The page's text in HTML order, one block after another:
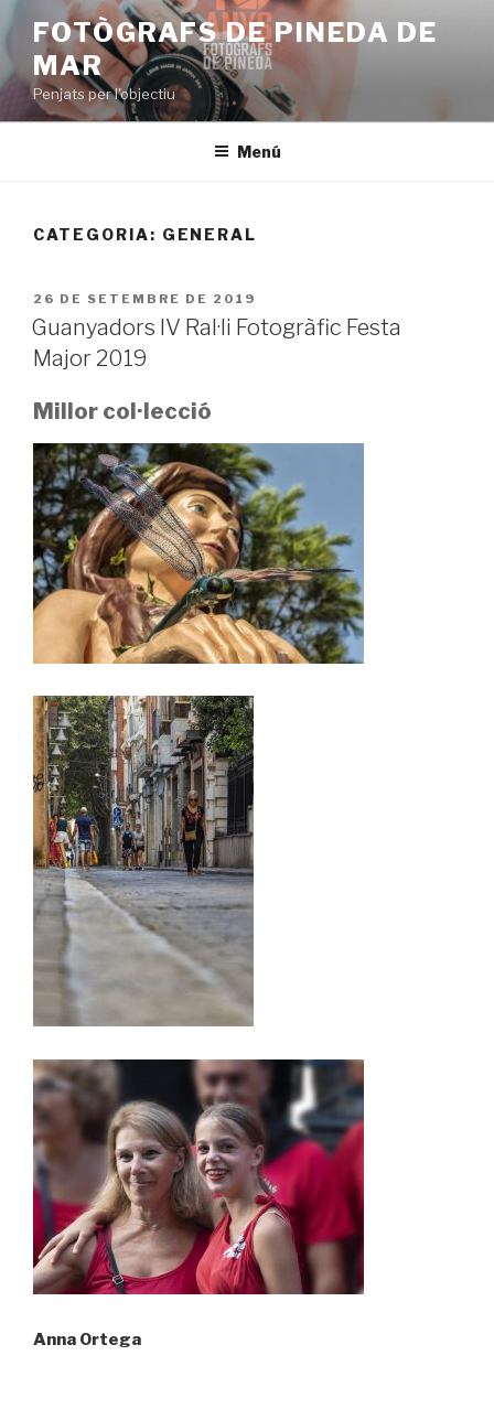
al
contingut
FOTÒGRAFS DE PINEDA DE
MAR
Penjats per l'objectiu
Menú
CATEGORIA: GENERAL
PUBLICAT
A
26 DE SETEMBRE DE 2019
Guanyadors IV Ral·li Fotogràfic Festa
Major 2019
Millor col·lecció
Anna Ortega